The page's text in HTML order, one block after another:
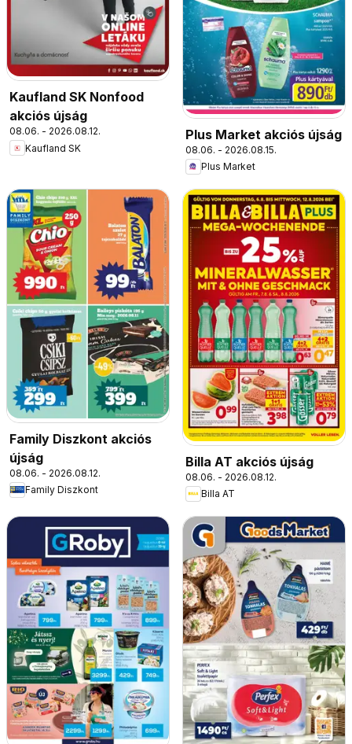
Kaufland SK Nonfood
akciós újság
08.06. - 2026.08.12.
Kaufland SK
Plus Market akciós újság
08.06. - 2026.08.15.
Plus Market
Family Diszkont akciós
újság
08.06. - 2026.08.12.
Family Diszkont
Billa AT akciós újság
08.06. - 2026.08.12.
Billa AT